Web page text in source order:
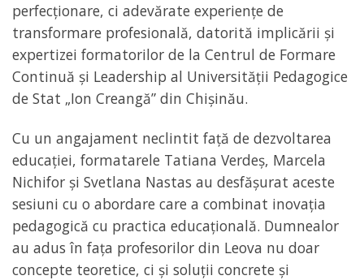
perfecționare, ci adevărate experiențe de
transformare profesională, datorită implicării și
expertizei formatorilor de la Centrul de Formare
Continuă și Leadership al Universității Pedagogice
de Stat „Ion Creangă” din Chișinău.
Cu un angajament neclintit față de dezvoltarea
educației, formatarele Tatiana Verdeș, Marcela
Nichifor și Svetlana Nastas au desfășurat aceste
sesiuni cu o abordare care a combinat inovația
pedagogică cu practica educațională. Dumnealor
au adus în fața profesorilor din Leova nu doar
concepte teoretice, ci și soluții concrete și